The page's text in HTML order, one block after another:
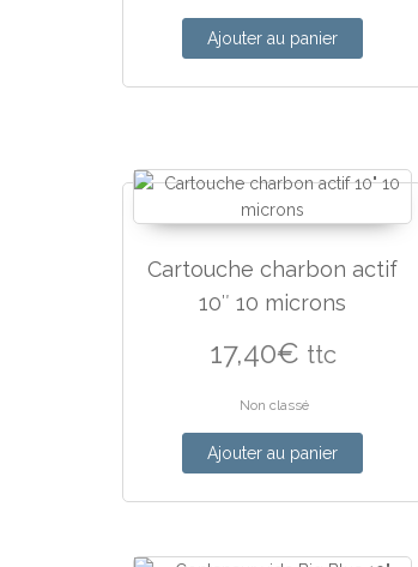
Ajouter au panier
Cartouche charbon actif
10″ 10 microns
17,40€ ttc
Non classé
Ajouter au panier